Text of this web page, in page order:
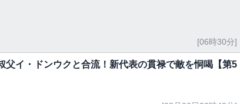
[06時30分]
父イ・ドンウクと合流！新代表の貫禄で敵を恫喝【第5